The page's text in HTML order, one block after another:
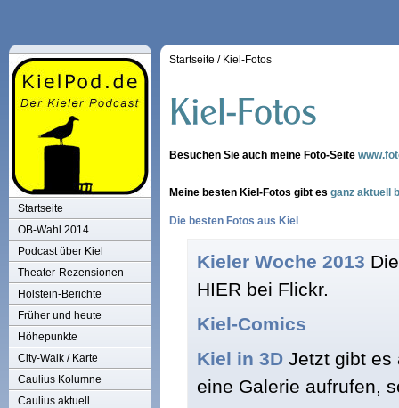
Startseite
OB-Wahl 2014
Podcast über Kiel
Theater-Rezensionen
Holstein-Berichte
Früher und heute
Höhepunkte
City-Walk / Karte
Caulius Kolumne
Caulius aktuell
Startseite / Kiel-Fotos
Besuchen Sie auch meine Foto-Seite
Meine besten Kiel-Fotos gibt es ganz aktuell
Die besten Fotos aus Kiel
Kieler Woche 2013
HIER bei Flickr.
Kiel-Comics
Kiel in 3D Jetzt gibt es
eine Galerie aufrufen,